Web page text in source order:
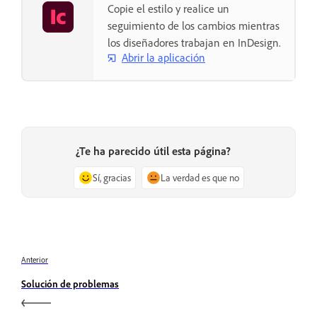
Copie el estilo y realice un
seguimiento de los cambios mientras
los diseñadores trabajan en InDesign.
Abrir la aplicación
¿Te ha parecido útil esta página?
Sí, gracias La verdad es que no
Anterior
Solución de problemas